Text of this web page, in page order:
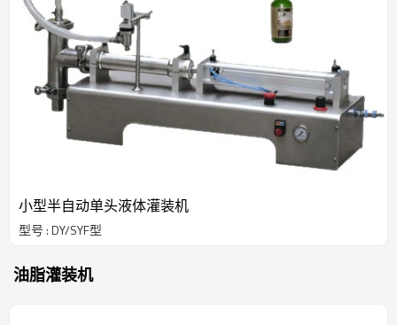
小型半自动单头液体灌装机
型号 : DY/SYF型
油脂灌装机